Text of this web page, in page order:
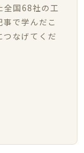
全国68社の工
で学んだこ
つなげてくだ